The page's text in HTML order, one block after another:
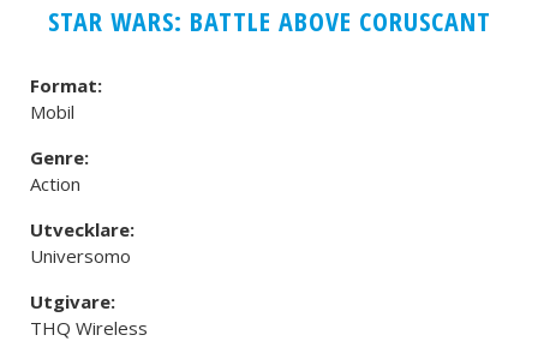
STAR WARS: BATTLE ABOVE CORUSCANT
Format:
Mobil
Genre:
Action
Utvecklare:
Universomo
Utgivare:
THQ Wireless